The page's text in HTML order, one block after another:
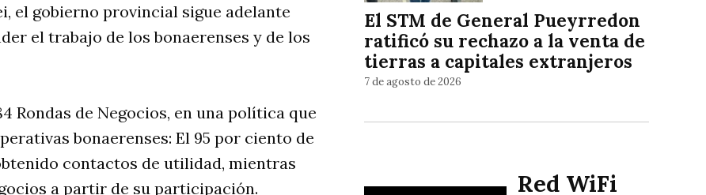
el gobierno provincial sigue adelante
el trabajo de los bonaerenses y de los
Rondas de Negocios, en una política que
bonaerenses: El 95 por ciento de
contactos de utilidad, mientras
a partir de su participación.
El STM de General Pueyrredon
ratificó su rechazo a la venta de
tierras a capitales extranjeros
7 de agosto de 2026
Red WiFi